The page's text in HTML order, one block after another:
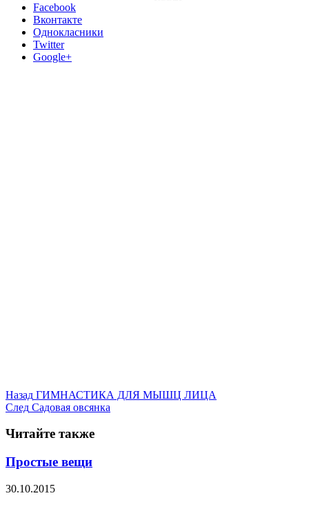
Facebook
Вконтакте
Однокласники
Twitter
Google+
Назад ГИМНАСТИКА ДЛЯ МЫШЦ ЛИЦА
След Садовая овсянка
Читайте также
Простые вещи
30.10.2015